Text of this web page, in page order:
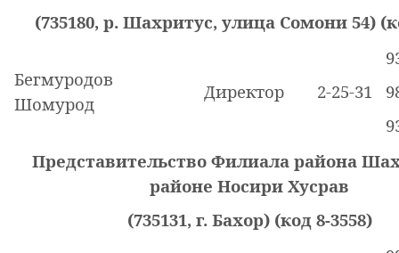
(735180, р. Шахритус, улица Сомони 54)
Бегмуродов
Шомурод
Директор 2-25-31
Представительство Филиала района
районе Носири Хусрав
(735131, г. Бахор) (код 8-3558)